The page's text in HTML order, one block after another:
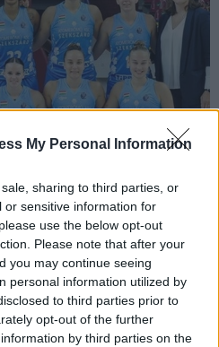
My Personal Information
sharing to third parties, or
or sensitive information for
use the below opt-out
Please note that after your
you may continue seeing
personal information utilized by
to third parties prior to
opt-out of the further
by third parties on the
Sopron a lengyel Gdyniához
Győzelemmel kezdte a